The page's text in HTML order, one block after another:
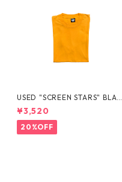
USED "SCREEN STARS" BLAN
K TEE
¥3,520
20%OFF